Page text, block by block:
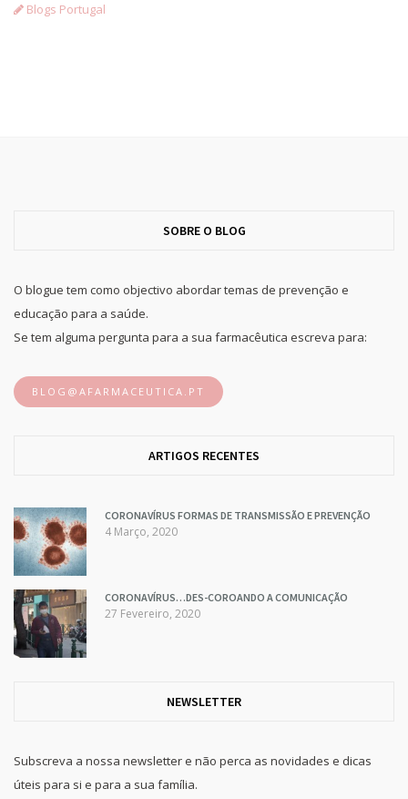
Blogs Portugal
SOBRE O BLOG
O blogue tem como objectivo abordar temas de prevenção e
educação para a saúde.
Se tem alguma pergunta para a sua farmacêutica escreva para:
BLOG@AFARMACEUTICA.PT
ARTIGOS RECENTES
CORONAVÍRUS FORMAS DE TRANSMISSÃO E PREVENÇÃO
4 Março, 2020
CORONAVÍRUS…DES-COROANDO A COMUNICAÇÃO
27 Fevereiro, 2020
NEWSLETTER
Subscreva a nossa newsletter e não perca as novidades e dicas
úteis para si e para a sua família.